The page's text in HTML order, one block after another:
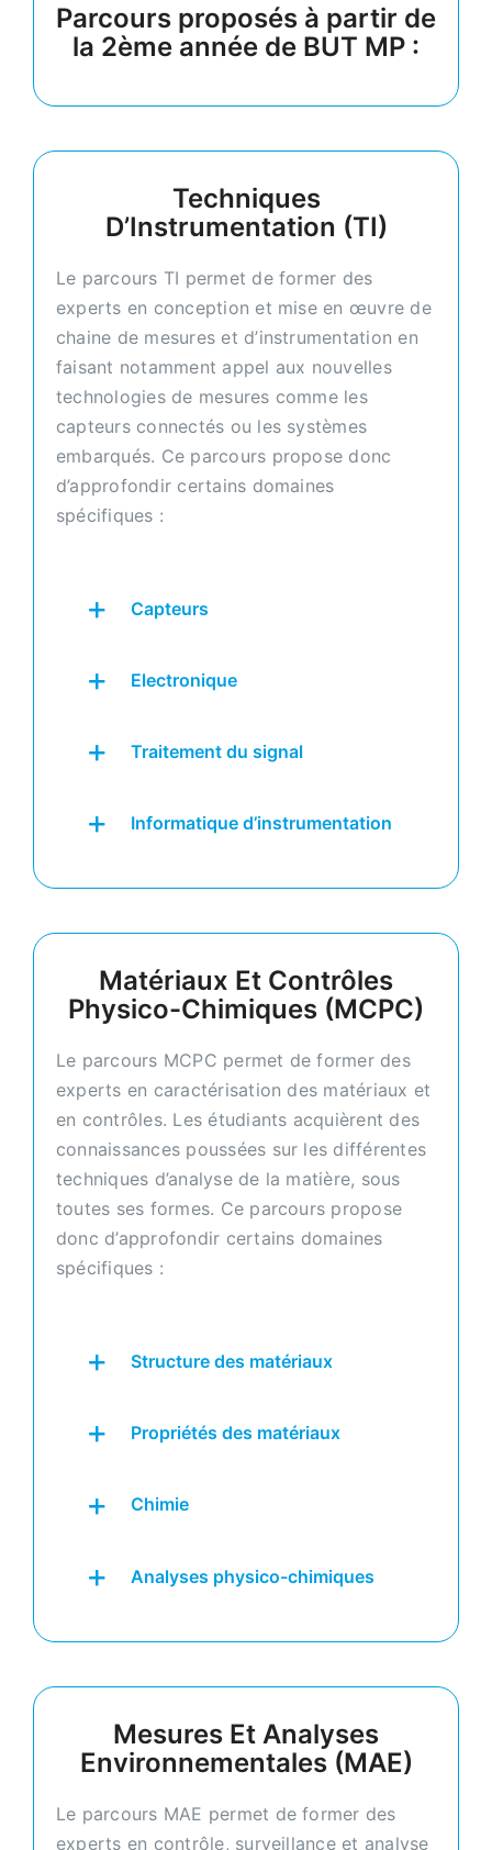
Parcours proposés à partir de
la 2ème année de BUT MP :
Techniques
D’Instrumentation (TI)
Le parcours TI permet de former des
experts en conception et mise en œuvre de
chaine de mesures et d’instrumentation en
faisant notamment appel aux nouvelles
technologies de mesures comme les
capteurs connectés ou les systèmes
embarqués. Ce parcours propose donc
d’approfondir certains domaines
spécifiques :
Capteurs
Electronique
Traitement du signal
Informatique d’instrumentation
Matériaux Et Contrôles
Physico-Chimiques (MCPC)
Le parcours MCPC permet de former des
experts en caractérisation des matériaux et
en contrôles. Les étudiants acquièrent des
connaissances poussées sur les différentes
techniques d’analyse de la matière, sous
toutes ses formes. Ce parcours propose
donc d’approfondir certains domaines
spécifiques :
Structure des matériaux
Propriétés des matériaux
Chimie
Analyses physico-chimiques
Mesures Et Analyses
Environnementales (MAE)
Le parcours MAE permet de former des
experts en contrôle, surveillance et analyse